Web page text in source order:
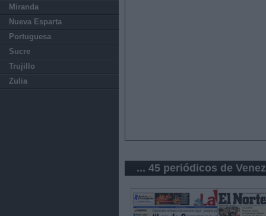
Miranda
Nueva Esparta
Portuguesa
Sucre
Trujillo
Zulia
... 45 periódicos de